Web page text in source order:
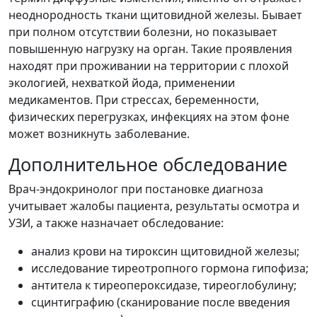
неоднородность ткани щитовидной железы. Бывает
при полном отсутствии болезни, но показывает
повышенную нагрузку на орган. Такие проявления
находят при проживании на территории с плохой
экологией, нехваткой йода, применении
медикаментов. При стрессах, беременности,
физических перегрузках, инфекциях на этом фоне
может возникнуть заболевание.
Дополнительное обследование
Врач-эндокринолог при постановке диагноза
учитывает жалобы пациента, результаты осмотра и
УЗИ, а также назначает обследование:
анализ крови на тироксин щитовидной железы;
исследование тиреотропного гормона гипофиза;
антитела к тиреопероксидазе, тиреоглобулину;
сцинтиграфию (сканирование после введения